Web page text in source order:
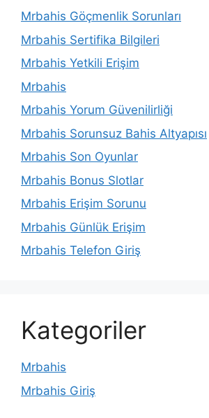
Mrbahis Göçmenlik Sorunları
Mrbahis Sertifika Bilgileri
Mrbahis Yetkili Erişim
Mrbahis
Mrbahis Yorum Güvenilirliği
Mrbahis Sorunsuz Bahis Altyapısı
Mrbahis Son Oyunlar
Mrbahis Bonus Slotlar
Mrbahis Erişim Sorunu
Mrbahis Günlük Erişim
Mrbahis Telefon Giriş
Kategoriler
Mrbahis
Mrbahis Giriş